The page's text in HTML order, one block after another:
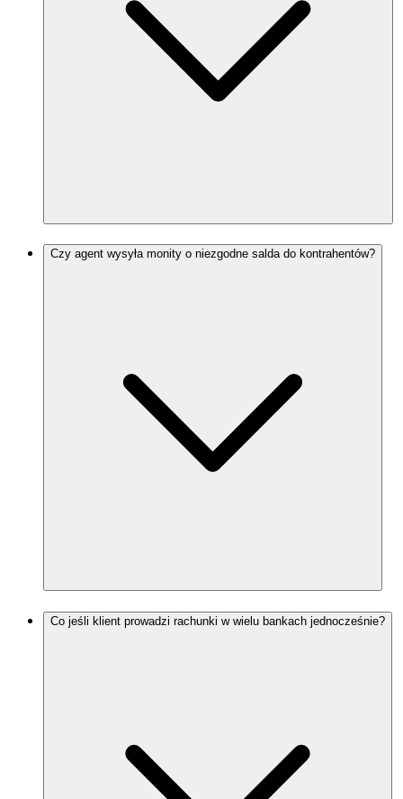
Czy agent wysyła monity o niezgodne salda do kontrahentów?
Co jeśli klient prowadzi rachunki w wielu bankach jednocześnie?